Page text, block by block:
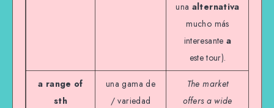
una alternativa
mucho más
interesante a
este tour).
a range of
sth
una gama de
/ variedad
The market
offers a wide